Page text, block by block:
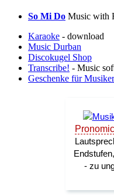
So Mi Do Music with
Karaoke - download
Music Durban
Discokugel Shop
Transcribe! - Music
Geschenke für Musiker